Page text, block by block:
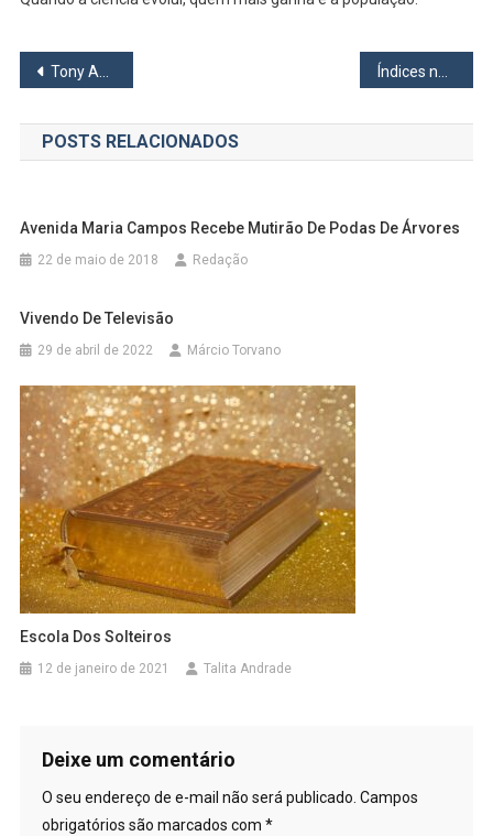
Navegação
de
Post
Tony Auad e os Bastidores da Tv: A saída definitiva de Cristinha Rocha do SBT
POSTS RELACIONADOS
Avenida Maria Campos Recebe Mutirão De Podas De Árvores
22 de maio de 2018 Redação
Vivendo De Televisão
29 de abril de 2022 Márcio Torvano
Escola Dos Solteiros
12 de janeiro de 2021 Talita Andrade
Deixe um comentário
O seu endereço de e-mail não será publicado. Campos
obrigatórios são marcados com *